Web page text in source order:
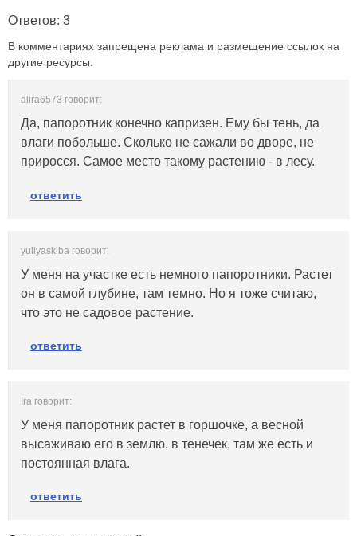
Ответов: 3
В комментариях запрещена реклама и размещение ссылок на
другие ресурсы.
alira6573 говорит:
Да, папоротник конечно капризен. Ему бы тень, да
влаги побольше. Сколько не сажали во дворе, не
приросся. Самое место такому растению - в лесу.
ответить
yuliyaskiba говорит:
У меня на участке есть немного папоротники. Растет
он в самой глубине, там темно. Но я тоже считаю,
что это не садовое растение.
ответить
Ira говорит:
У меня папоротник растет в горшочке, а весной
высаживаю его в землю, в тенечек, там же есть и
постоянная влага.
ответить